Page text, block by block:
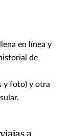
en línea y
de
y foto) y otra
a